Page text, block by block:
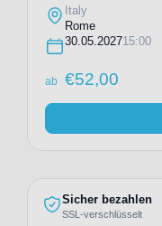
Italy
Rome
30.05.202715:00
ab €52,00
Sicher bezahlen
SSL-verschlüsselt